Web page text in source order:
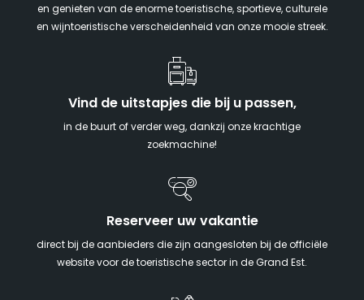
en genieten van de enorme toeristische, sportieve, culturele
en wijntoeristische verscheidenheid van onze mooie streek.
Vind de uitstapjes die bij u passen,
in de buurt of verder weg, dankzij onze krachtige
zoekmachine!
Reserveer uw vakantie
direct bij de aanbieders die zijn aangesloten bij de officiële
website voor de toeristische sector in de Grand Est.